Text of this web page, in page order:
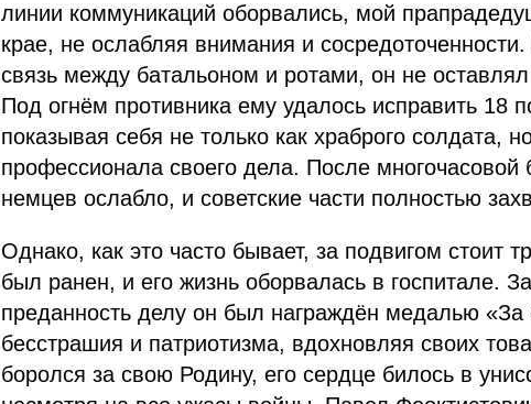
линии коммуникаций оборвались, мой
крае, не ослабляя внимания и
связь между батальоном и ротами, он не
Под огнём противника ему удалось исправить 18
показывая себя не только как храброго солдата,
профессионала своего дела. После многочасовой
немцев ослабло, и советские части полностью
Однако, как это часто бывает, за подвигом стоит
был ранен, и его жизнь оборвалась в госпитале.
преданность делу он был награждён медалью
бесстрашия и патриотизма, вдохновляя своих
боролся за свою Родину, его сердце билось в